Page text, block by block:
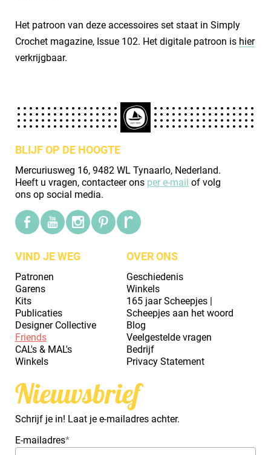
Het patroon van deze accessoires set staat in Simply
Crochet magazine, Issue 102. Het digitale patroon is hier
verkrijgbaar.
BLIJF OP DE HOOGTE
Mercuriusweg 16, 9482 WL Tynaarlo, Nederland.
Heeft u vragen, contacteer ons per e-mail of volg
ons op social media.
VIND JE WEG
Patronen
Garens
Kits
Publicaties
Designer Collective
Friends
CAL's & MAL's
Winkels
OVER ONS
Geschiedenis
Winkels
165 jaar Scheepjes |
Scheepjes aan het woord
Blog
Veelgestelde vragen
Bedrijf
Privacy Statement
Nieuwsbrief
Schrijf je in! Laat je e-mailadres achter.
E-mailadres*